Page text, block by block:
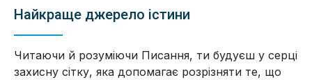
Найкраще джерело істини
Читаючи й розуміючи Писання, ти будуєш у серці
захисну сітку, яка допомагає розрізняти те, що